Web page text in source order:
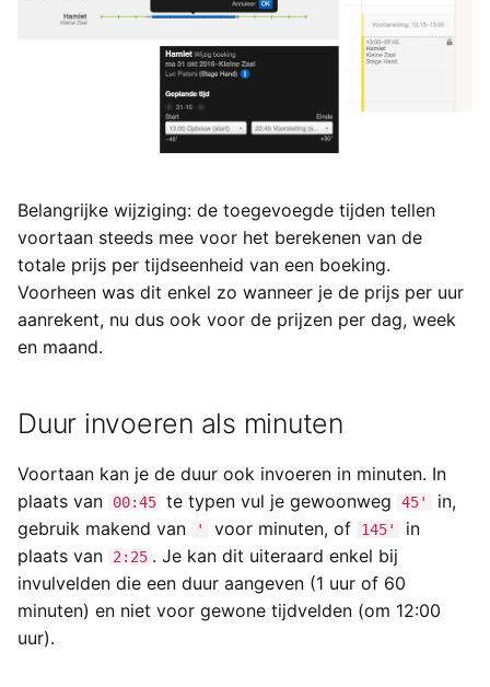
Belangrijke wijziging: de toegevoegde tijden tellen
voortaan steeds mee voor het berekenen van de
totale prijs per tijdseenheid van een boeking.
Voorheen was dit enkel zo wanneer je de prijs per uur
aanrekent, nu dus ook voor de prijzen per dag, week
en maand.
Duur invoeren als minuten
Voortaan kan je de duur ook invoeren in minuten. In
plaats van
00:45 te typen vul je gewoonweg 45'
in,
gebruik makend van
' voor minuten, of 145'
in
plaats van
2:25 . Je kan dit uiteraard enkel bij
invulvelden die een duur aangeven (1 uur of 60
minuten) en niet voor gewone tijdvelden (om 12:00
uur).